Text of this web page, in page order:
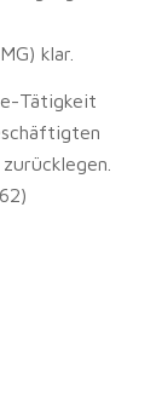
klar.
Tätigkeit